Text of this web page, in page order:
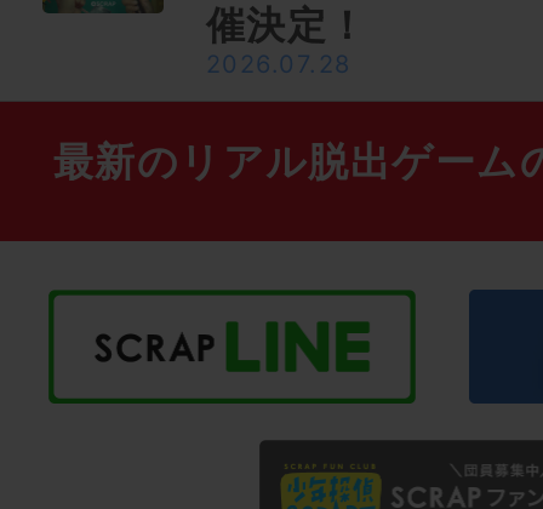
催決定！
2026.07.28
最新のリアル脱出ゲーム